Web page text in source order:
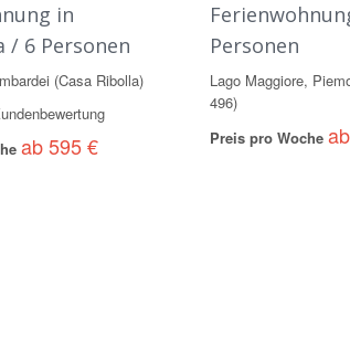
in
/ 6 Personen
(Casa Ribolla)
ab 595 €
Personen
Lago Maggiore,
496)
Preis pro Woche